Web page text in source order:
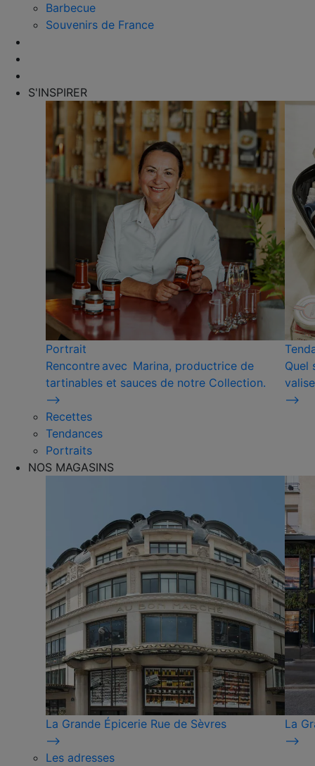
Barbecue
Souvenirs de France
S'INSPIRER
Portrait
Rencontre avec Marina, productrice de
tartinables et sauces de notre Collection.
⟶
Quel
⟶
Recettes
Tendances
Portraits
NOS MAGASINS
La Grande Épicerie Rue de Sèvres
⟶
La
⟶
Les adresses